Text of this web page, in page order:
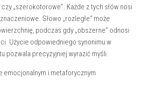
czy „szerokotorowe”. Każde z tych słów nosi
Słowo „rozległe” może
podczas gdy „obszerne” odnosi
Użycie odpowiedniego synonimu w
pozwala precyzyjniej wyrazić myśli.
emocjonalnym i metaforycznym